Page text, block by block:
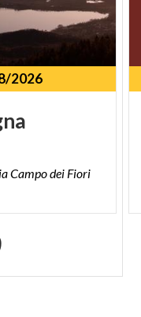
2026
Campo dei Fiori